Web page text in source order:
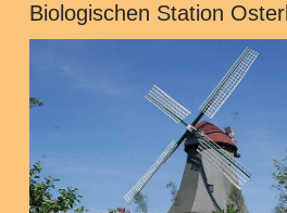
Biologischen Station